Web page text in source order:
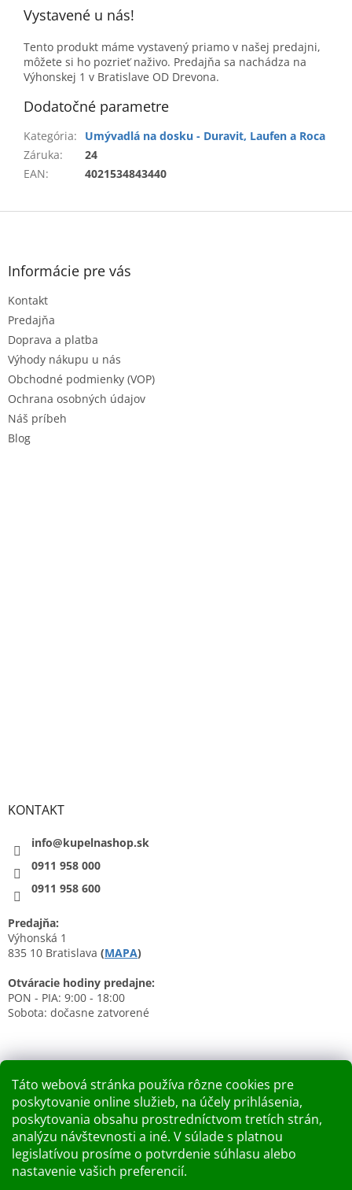
Táto webová stránka používa rôzne cookies pre
poskytovanie online služieb, na účely prihlásenia,
poskytovania obsahu prostredníctvom tretích strán,
analýzu návštevnosti a iné. V súlade s platnou
legislatívou prosíme o potvrdenie súhlasu alebo
nastavenie vašich preferencií.
Vystavené u nás!
Tento produkt máme vystavený priamo v našej predajni,
môžete si ho pozrieť naživo. Predajňa sa nachádza na
Výhonskej 1 v Bratislave OD Drevona.
Dodatočné parametre
Kategória:
Umývadlá na dosku - Duravit, Laufen a Roca
Záruka:
24
EAN: 4021534843440
Z
Informácie pre vás
Kontakt
Predajňa
Doprava a platba
Výhody nákupu u nás
Obchodné podmienky (VOP)
Ochrana osobných údajov
Náš príbeh
Blog
KONTAKT
info@kupelnashop.sk
0911 958 000
0911 958 600
Predajňa:
Výhonská 1
835 10 Bratislava (MAPA)
Otváracie hodiny predajne:
PON - PIA: 9:00 - 18:00
Sobota: dočasne zatvorené
Nákupný košík
0KS / 0 €